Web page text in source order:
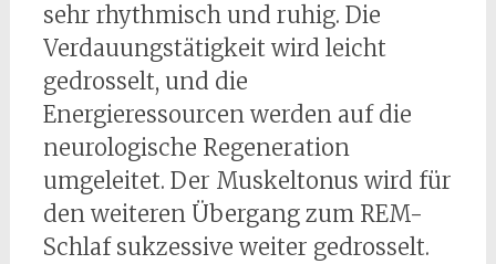
sehr rhythmisch und ruhig. Die
Verdauungstätigkeit wird leicht
gedrosselt, und die
Energieressourcen werden auf die
neurologische Regeneration
umgeleitet. Der Muskeltonus wird für
den weiteren Übergang zum REM-
Schlaf sukzessive weiter gedrosselt.